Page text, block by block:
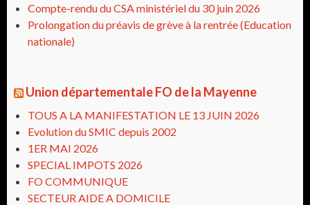
Compte-rendu du CSA ministériel du 30 juin 2026
Prolongation du préavis de grève à la rentrée (Education
nationale)
Union départementale FO de la Mayenne
TOUS A LA MANIFESTATION LE 13 JUIN 2026
Evolution du SMIC depuis 2002
1ER MAI 2026
SPECIAL IMPOTS 2026
FO COMMUNIQUE
SECTEUR AIDE A DOMICILE